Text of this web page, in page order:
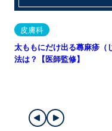
皮膚科
太ももにだけ出る蕁麻疹（
法は？【医師監修】